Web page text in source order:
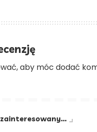
, aby móc dodać
zainteresowany…